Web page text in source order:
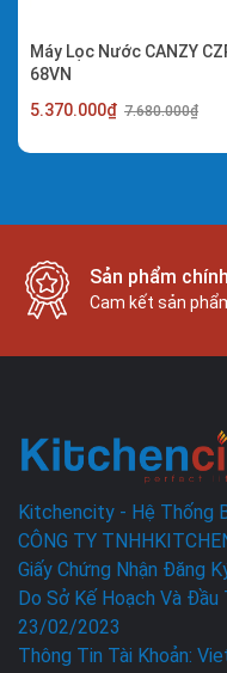
Máy Lọc Nước CANZY
68VN
5.370.000₫ 7.680.000₫
Sản phẩm
Cam kết sản
Kitchencity - Hệ Thống
CÔNG TY
Giấy Chứng Nhận Đăng
Do Sở Kế Hoạch Và Đầu
23/02/2023
Thông Tin Tài Khoản: